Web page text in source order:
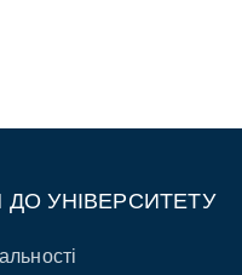
ДО УНІВЕРСИТЕТУ